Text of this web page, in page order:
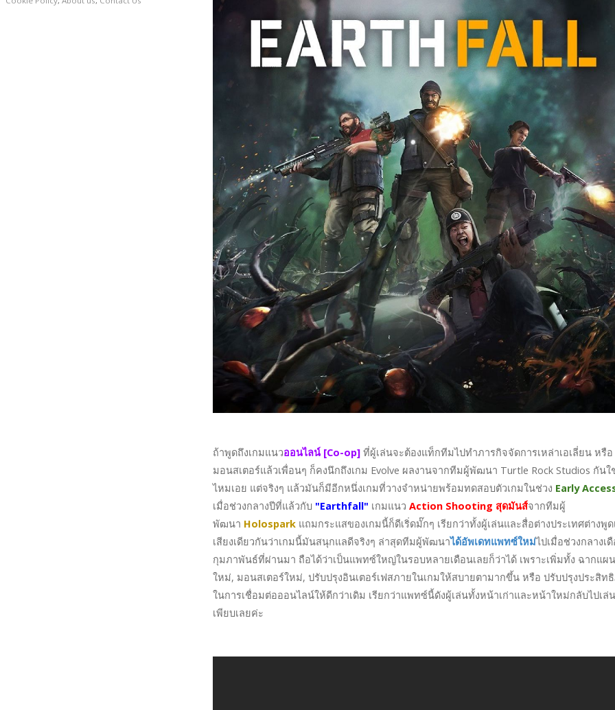
ถ้าพูดถึงเกมแนวออนไลน์ [Co-op] ที่ผู้เล่นจะต้องแท็กทีมไปทำภารกิจจัดการเหล่าเอเลี่ยน หรือ
มอนสเตอร์แล้วเพื่อนๆ ก็คงนึกถึงเกม Evolve ผลงานจากทีมผู้พัฒนา Turtle Rock Studios กันใ
ไหมเอย แต่จริงๆ แล้วมันก็มีอีกหนึ่งเกมที่วางจำหน่ายพร้อมทดสอบตัวเกมในช่วง Early
เมื่อช่วงกลางปีที่แล้วกับ "Earthfall" เกมแนว Action Shooting สุดมันส์จากทีมผู้
พัฒนา Holosparkแถมกระแสของเกมนี้ก็ดีเริ่ดมั๊กๆ เรียกว่าทั้งผู้เล่นและสื่อต่างประเทศต่างพูด
เสียงเดียวกันว่าเกมนี้มันสนุกแลดีจริงๆ ล่าสุดทีมผู้พัฒนาได้อัพเดทแพทซ์ใหม่ไปเมื่อช่วงกลางเ
กุมภาพันธ์ที่ผ่านมา ถือได้ว่าเป็นแพทซ์ใหญ่ในรอบหลายเดือนเลยก็ว่าได้ เพราะเพิ่มทั้ง ฉากแผ
ใหม่, มอนสเตอร์ใหม่, ปรับปรุงอินเตอร์เฟสภายในเกมให้สบายตามากขึ้น หรือ ปรับปรุงประสิท
ในการเชื่อมต่อออนไลน์ให้ดีกว่าเดิม เรียกว่าแพทซ์นี้ดังผู้เล่นทั้งหน้าเก่าและหน้าใหม่กลับไปเล่
เพียบเลยค่ะ